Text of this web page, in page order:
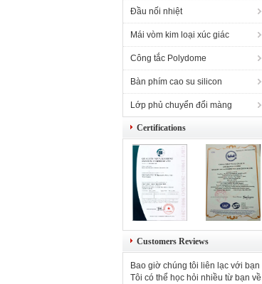
Đầu nối nhiệt
Mái vòm kim loại xúc giác
Công tắc Polydome
Bàn phím cao su silicon
Lớp phủ chuyển đổi màng
Certifications
Customers Reviews
Bao giờ chúng tôi liên lạc với bạn
Tôi có thể học hỏi nhiều từ bạn về